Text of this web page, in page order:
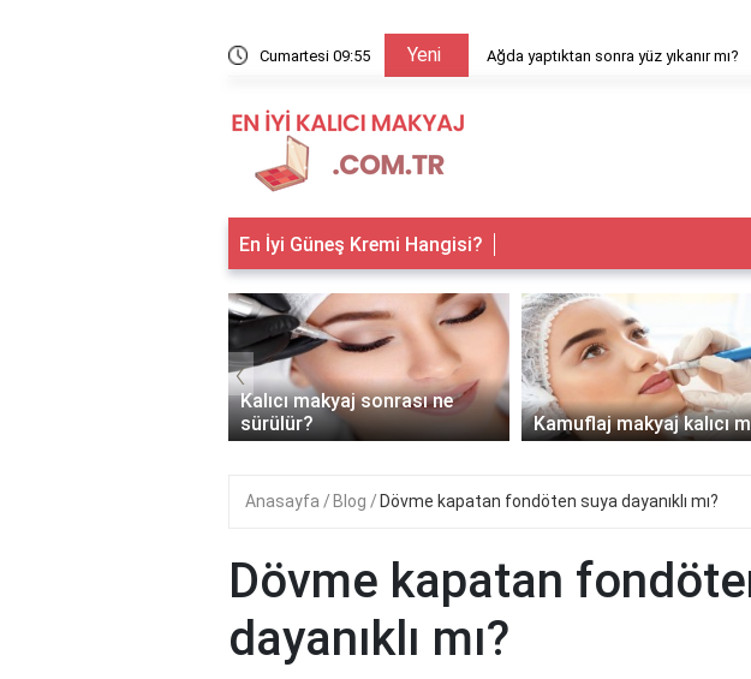
Cumartesi 09:55 Yeni Ağda yaptıktan sonra yüz yıkanır mı?
En İyi Güneş Kremi Hangisi?
Kalıcı makyaj sonrası ne
sürülür?
Kamuflaj makyaj kalıcı
‹
Anasayfa Blog Dövme kapatan fondöten suya dayanıklı mı?
Dövme kapatan
dayanıklı mı?